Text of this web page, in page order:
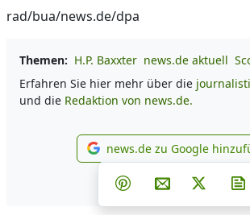
rad/bua/news.de/dpa
Themen: H.P. Baxxter news.de aktuell
Erfahren Sie hier mehr über die
und die Redaktion von news.de.
news.de
news.de zu Google
Teilen auf Facebook
Teilen auf
Teilen auf Pinterest
Per E-Mail
Post